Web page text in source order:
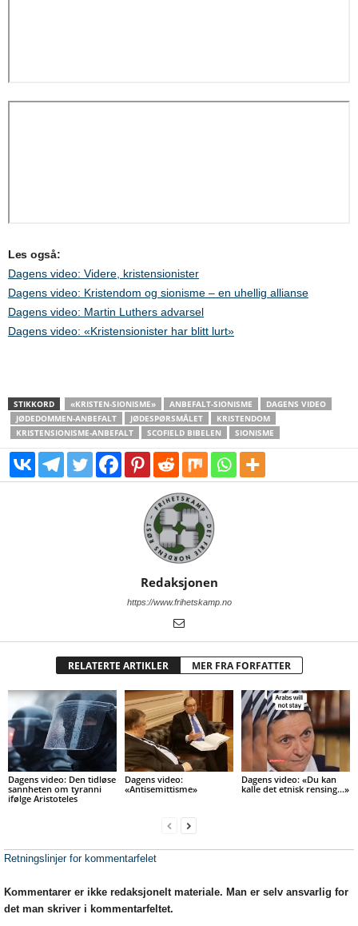
Les også:
Dagens video: Videre, kristensionister
Dagens video: Kristendom og sionisme – en uhellig allianse
Dagens video: Martin Luthers advarsel
Dagens video: «Kristensionister har blitt lurt»
STIKKORD «KRISTEN-SIONISME» ANBEFALT-SIONISME
DAGENS VIDEO
JØDEDOMMEN-ANBEFALT
JØDESPØRSMÅLET
KRISTENDOM
KRISTENSIONISME-ANBEFALT
SCOFIELD BIBELEN SIONISME
Redaksjonen
https://www.frihetskamp.no
RELATERTE ARTIKLER MER FRA FORFATTER
Dagens video: Den tidløse
sannheten om tyranni
ifølge Aristoteles
Dagens video:
«Antisemittisme»
Dagens video: «Du kan
kalle det etnisk rensing…»
Retningslinjer for kommentarfelet
Kommentarer er ikke redaksjonelt materiale. Man er selv ansvarlig for
det man skriver i kommentarfeltet.